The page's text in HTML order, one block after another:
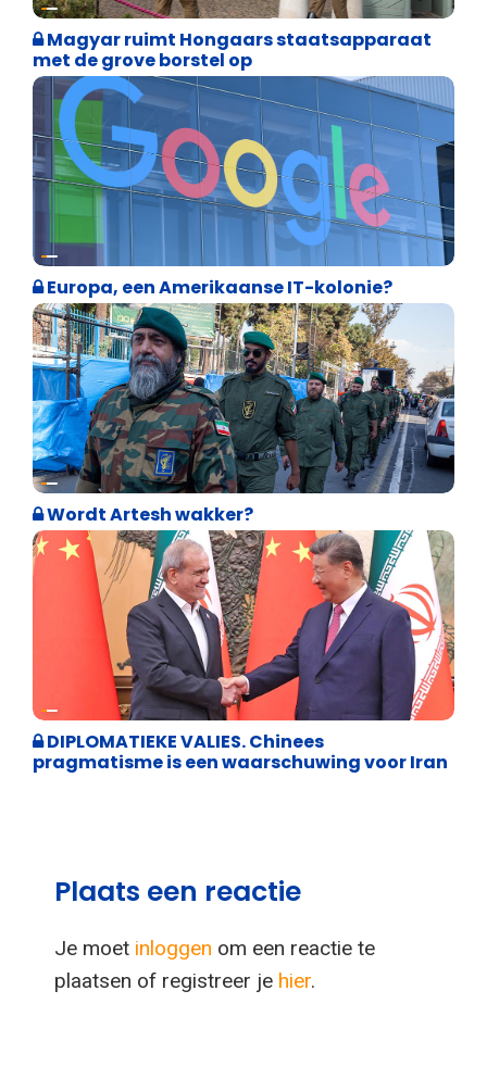
Magyar ruimt Hongaars staatsapparaat
met de grove borstel op
Internationale politiek
Europa, een Amerikaanse IT-kolonie?
Weekblad 't Pallieterke
Wordt Artesh wakker?
Weekblad 't Pallieterke
DIPLOMATIEKE VALIES. Chinees
pragmatisme is een waarschuwing voor Iran
Plaats een reactie
Je moet inloggen om een reactie te
plaatsen of registreer je hier.